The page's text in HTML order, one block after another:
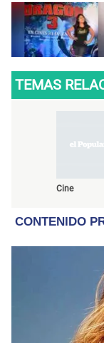
TEMAS
Cine